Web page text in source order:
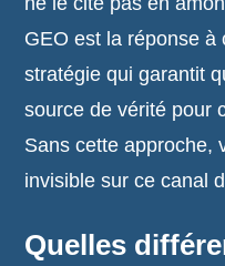
GEO est la réponse à
stratégie qui garantit
source de vérité pour
Sans cette approche,
invisible sur ce canal
Quelles